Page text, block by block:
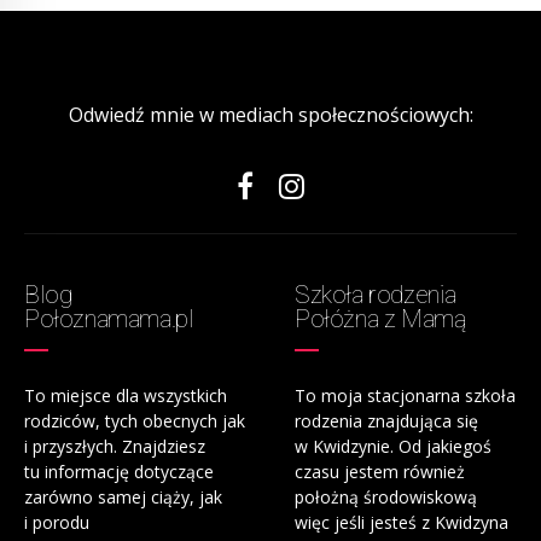
Odwiedź mnie w mediach społecznościowych:
Blog
Połoznamama.pl
To miejsce dla wszystkich
rodziców, tych obecnych jak
i przyszłych. Znajdziesz
tu informację dotyczące
zarówno samej ciąży, jak
i porodu
Szkoła rodzenia
Połóżna z Mamą
To moja stacjonarna szkoła
rodzenia znajdująca się
w Kwidzynie. Od jakiegoś
czasu jestem również
położną środowiskową
więc jeśli jesteś z Kwidzyna